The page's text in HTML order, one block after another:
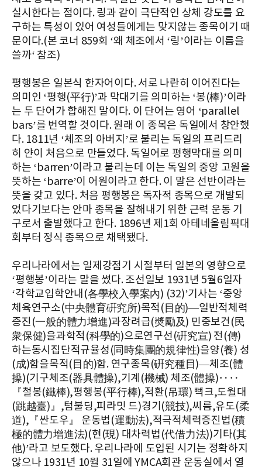
실시한다는 점이다. 링과 같이 극단적인 상체 강도를 요
구하는 특성이 있어 여성들에게는 맞지않는 종목이기 때
문이다.(본 코너 859회 ‘왜 체조에서 ‘링’이라는 이름을
쓸까‘ 참조)
평행봉은 일본식 한자어이다. 서로 나란히 이어진다는
의미인 ‘평행(平行)’과 막대기를 의미하는 ‘봉(棒)’이라
는 두 단어가 합해진 말이다. 이 단어는 영어 ‘parallel
bars’를 번역할 것이다. 원래 이 종목은 독일에서 창안했
다. 1811년 ‘체조의 아버지’로 불리는 독일의 프리드리
히 얀이 처음으로 만들었다. 독일어로 평행막대를 의미
하는 ‘barren’이라고 불리는데 이는 독일의 중앙 고원을
뜻하는 ‘barre’이 어원이라고 한다. 이 말은 선반이라는
뜻을 갖고 있다. 처음 평행봉은 독자적 종목으로 개발되
었다기보다는 안마 종목을 잘해내기 위한 근력 운동 기
구로서 출발했다고 한다. 1896년 제1회 아테네올림픽대
회부터 정식 종목으로 채택됐다.
우리나라에서는 일제강점기 시절부터 일본의 영향으로
‘평행봉’이라는 말을 썼다. 조선일보 1931년 5월6일자
‘각학교입학안내(各學校入學案內) (32)’기사는 ‘중앙
체육연구소(中央體育硏究所)목적(目的)—일반적체력
증진(一般的體力增進)과장려급(奬勵及) 민중보건(民
衆保健)을과학적(科學的)으로연구선(硏究宣) 전(傳)
하는동시집단적규율성(同時集團的規律性)을양(養) 성
(成)함을목적(目的)함. 연구종목(硏究種目)—체조(體
操)(기구체조(器具體操),기계(機械) 체조(體操)‥‥
『철봉(鐵棒),평행봉(平行棒),적환(吊環) 뻑크,도월대
(跳越臺)』,텀불딩,피라밋 드)경기(競技),씨름,유도(柔
道),『싼도우』 운동법(運動法),적극적체력증진법(積
極的體力增進法)(현(現) 대차력법(代借力法))기타(其
他)’라고 보도했다. 우리나라에 도입된 시기는 정확하지
않으나 1931년 10월 31일에 YMCA회관 운동실에서 열